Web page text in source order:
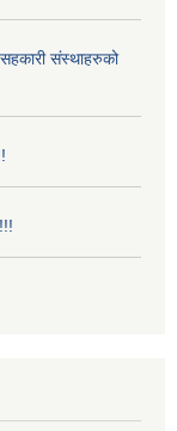
संस्थाहरुको